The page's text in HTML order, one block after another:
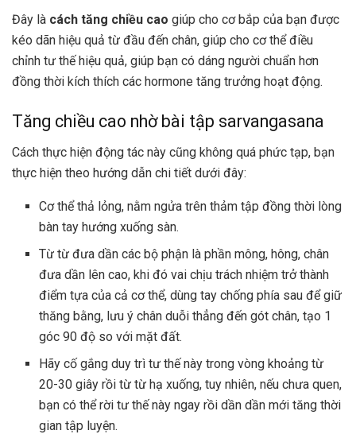
Đây là cách tăng chiều cao giúp cho cơ bắp của bạn được
kéo dãn hiệu quả từ đầu đến chân, giúp cho cơ thể điều
chỉnh tư thế hiệu quả, giúp bạn có dáng người chuẩn hơn
đồng thời kích thích các hormone tăng trưởng hoạt động.
Tăng chiều cao nhờ bài tập sarvangasana
Cách thực hiện động tác này cũng không quá phức tạp, bạn
thực hiện theo hướng dẫn chi tiết dưới đây:
Cơ thể thả lỏng, nằm ngửa trên thảm tập đồng thời lòng
bàn tay hướng xuống sàn.
Từ từ đưa dần các bộ phận là phần mông, hông, chân
đưa dần lên cao, khi đó vai chịu trách nhiệm trở thành
điểm tựa của cả cơ thể, dùng tay chống phía sau để giữ
thăng bằng, lưu ý chân duỗi thẳng đến gót chân, tạo 1
góc 90 độ so với mặt đất.
Hãy cố gắng duy trì tư thế này trong vòng khoảng từ
20-30 giây rồi từ từ hạ xuống, tuy nhiên, nếu chưa quen,
bạn có thể rời tư thế này ngay rồi dần dần mới tăng thời
gian tập luyện.